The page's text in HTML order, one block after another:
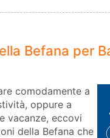
Befana per
comodamente a
oppure a
vacanze, eccovi
della Befana che